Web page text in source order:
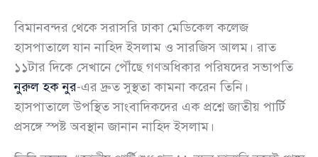
বিমানবন্দর থেকে সরাসরি ঢাকা মেডিকেল কলেজ
হাসপাতালে যান নাহিদ ইসলাম ও সারজিস আলম। রাত
১১টার দিকে সেখানে পৌঁছে গণঅধিকার পরিষদের সভাপতি
নুরুল হক নুর-এর দ্রুত সুস্থতা কামনা করেন তিনি।
হাসপাতালে উপস্থিত সাংবাদিকদের এক প্রশ্নে জাতীয় পার্টি
প্রসঙ্গে স্পষ্ট অবস্থান জানান নাহিদ ইসলাম।